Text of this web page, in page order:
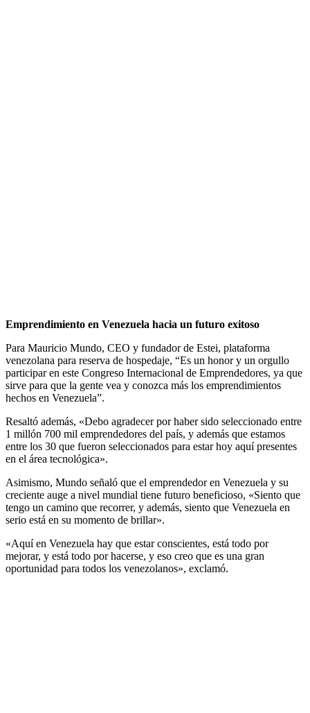
Emprendimiento en Venezuela hacia un futuro exitoso
Para Mauricio Mundo, CEO y fundador de Estei, plataforma
venezolana para reserva de hospedaje, “Es un honor y un orgullo
participar en este Congreso Internacional de Emprendedores, ya que
sirve para que la gente vea y conozca más los emprendimientos
hechos en Venezuela”.
Resaltó además, «Debo agradecer por haber sido seleccionado entre
1 millón 700 mil emprendedores del país, y además que estamos
entre los 30 que fueron seleccionados para estar hoy aquí presentes
en el área tecnológica».
Asimismo, Mundo señaló que el emprendedor en Venezuela y su
creciente auge a nivel mundial tiene futuro beneficioso, «Siento que
tengo un camino que recorrer, y además, siento que Venezuela en
serio está en su momento de brillar».
«Aquí en Venezuela hay que estar conscientes, está todo por
mejorar, y está todo por hacerse, y eso creo que es una gran
oportunidad para todos los venezolanos», exclamó.